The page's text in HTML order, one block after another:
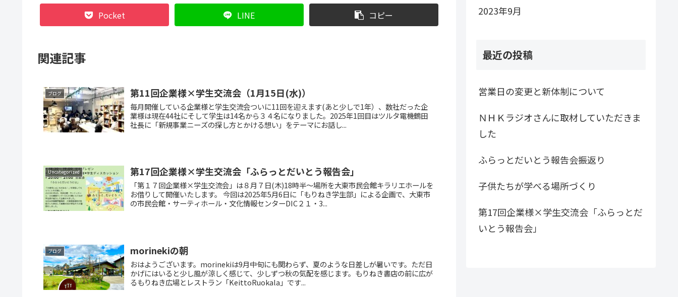
Pocket LINE コピー
関連記事
ブログ 第11回企業様×学生交流会（1月15日(水)）
毎月開催している企業様と学生交流会ついに11回を迎えます(あと少しで1年）、数社だった企
業様は現在44社にそして学生は14名から３４名になりました。2025年1回目はツルタ電機鶴田
社長に「新規事業ニーズの探し方とかける想い」をテーマにお話し...
Uncategorized 第17回企業様×学生交流会「ふらっとだいとう報告会」
「第１７回企業様×学生交流会」は８月７日(木)18時半～場所を大東市民会館キラリエホールを
お借りして開催いたします。 今回は2025年5月6日に「もりねき学生部」による企画で、大東市
の市民会館・サーティホール・文化情報センターDIC２１・3...
ブログ morinekiの朝
おはようございます。morinekiは9月中旬にも関わらず、夏のような日差しが暑いです。ただ日
かげにはいると少し風が涼しく感じて、少しずつ秋の気配を感じます。もりねき書店の前に広が
るもりねき広場とレストラン「KeittoRuokala」です...
2023年9月
最近の投稿
営業日の変更と新体制について
ＮＨＫラジオさんに取材していただきま
した
ふらっとだいとう報告会振返り
子供たちが学べる場所づくり
第17回企業様×学生交流会「ふらっとだ
いとう報告会」